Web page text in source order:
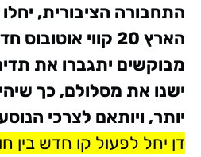
התחבורה הציבורית,
ישנו את מסלולם, כך
יותר, ויותאם לצרכי
דן יחל לפעול קו חדש בין